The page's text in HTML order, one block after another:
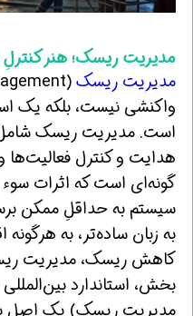
مدیریت ریسک؛ هنر کنترلِ
مدیریت ریسک
واکنشی نیست، بلکه یک
است. مدیریت ریسک شامل
هدایت و کنترل فعالیت‌ها
گونه‌ای است که اثرات
سیستم به حداقلِ ممکن
به زبان ساده‌تر، به هرگونه
کاهش ریسک، مدیریت
مدیریت ریسک) یک اصل